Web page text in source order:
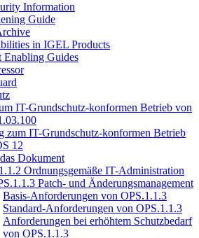
Information
Guide
in IGEL Products
Enabling Guides
IT-Grundschutz-konformen Betrieb von
zum IT-Grundschutz-konformen Betrieb
12
Dokument
Ordnungsgemäße IT-Administration
Patch- und Änderungsmanagement
Basis-Anforderungen von OPS.1.1.3
Standard-Anforderungen von OPS.1.1.3
Anforderungen bei erhöhtem Schutzbedarf
von OPS.1.1.3